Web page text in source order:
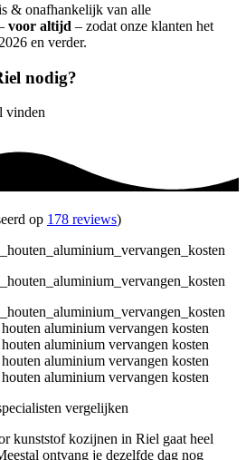
& onafhankelijk van alle
voor altijd – zodat onze klanten het
en verder.
nodig?
vinden
op 178 reviews)
kunststof kozijnen in Riel gaat heel
ontvang je dezelfde dag nog